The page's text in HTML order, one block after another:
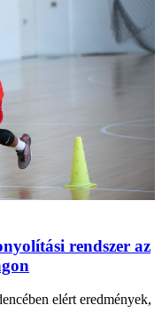
rendszer az
elért eredmények,